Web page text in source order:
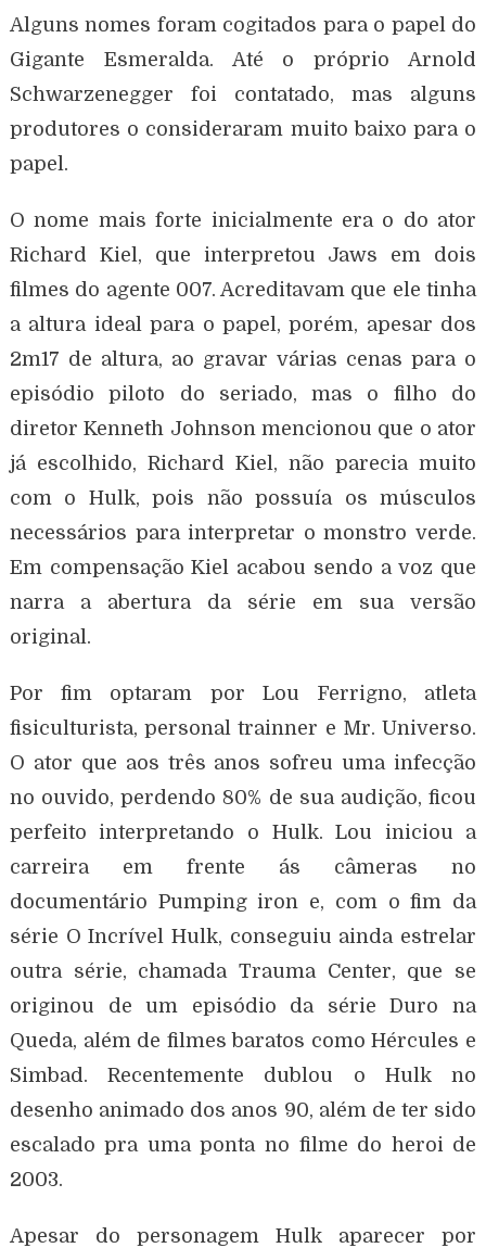
Alguns nomes foram cogitados para o papel do
Gigante Esmeralda. Até o próprio Arnold
Schwarzenegger foi contatado, mas alguns
produtores o consideraram muito baixo para o
papel.
O nome mais forte inicialmente era o do ator
Richard Kiel, que interpretou Jaws em dois
filmes do agente 007. Acreditavam que ele tinha
a altura ideal para o papel, porém, apesar dos
2m17 de altura, ao gravar várias cenas para o
episódio piloto do seriado, mas o filho do
diretor Kenneth Johnson mencionou que o ator
já escolhido, Richard Kiel, não parecia muito
com o Hulk, pois não possuía os músculos
necessários para interpretar o monstro verde.
Em compensação Kiel acabou sendo a voz que
narra a abertura da série em sua versão
original.
Por fim optaram por Lou Ferrigno, atleta
fisiculturista, personal trainner e Mr. Universo.
O ator que aos três anos sofreu uma infecção
no ouvido, perdendo 80% de sua audição, ficou
perfeito interpretando o Hulk. Lou iniciou a
carreira em frente ás câmeras no
documentário Pumping iron e, com o fim da
série O Incrível Hulk, conseguiu ainda estrelar
outra série, chamada Trauma Center, que se
originou de um episódio da série Duro na
Queda, além de filmes baratos como Hércules e
Simbad. Recentemente dublou o Hulk no
desenho animado dos anos 90, além de ter sido
escalado pra uma ponta no filme do heroi de
2003.
Apesar do personagem Hulk aparecer por